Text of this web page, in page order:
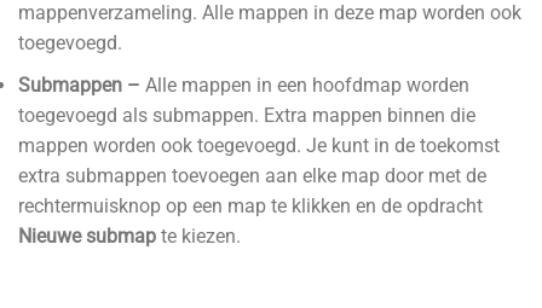
mappenverzameling. Alle mappen in deze map worden ook
toegevoegd.
Submappen – Alle mappen in een hoofdmap worden
toegevoegd als submappen. Extra mappen binnen die
mappen worden ook toegevoegd. Je kunt in de toekomst
extra submappen toevoegen aan elke map door met de
rechtermuisknop op een map te klikken en de opdracht
Nieuwe submap te kiezen.